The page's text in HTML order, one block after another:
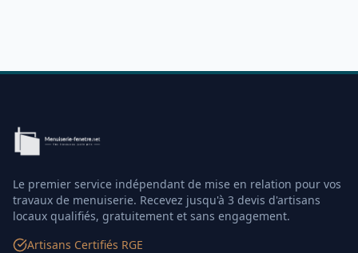
Le premier service indépendant de mise en relation pour vos
travaux de menuiserie. Recevez jusqu'à 3 devis d'artisans
locaux qualifiés, gratuitement et sans engagement.
Artisans Certifiés RGE